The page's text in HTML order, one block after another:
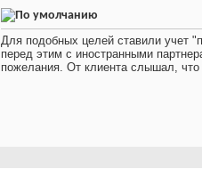
Для подобных целей ставили учет
перед этим с иностранными
пожелания. От клиента слышал,